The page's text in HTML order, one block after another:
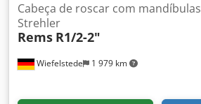
Wiefelstede 1 979 km
Cabeça de roscar com mandíbulas
Strehler
Rems R1/2-2"